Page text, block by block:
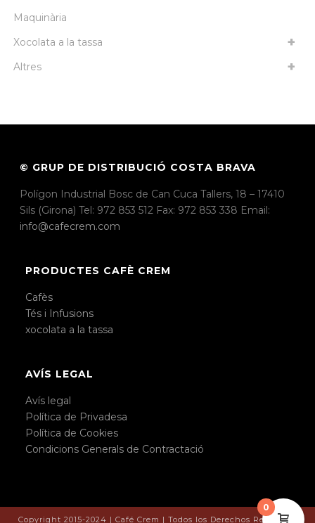
Maquinària
Xocolata a la tassa
Altres
© GRUP DE DISTRIBUCIÓ COSTA BRAVA
Polígon Industrial Bosc de Can Cuca Tallers, 18 – 17410
Sils (Girona) Tel: 972 853 512 Fax: 972 853 338 Email:
info@cafecrem.com
PRODUCTES CAFÈ CREM
Cafès
Tés i Infusions
xocolata a la tassa
AVÍS LEGAL
Avís legal
Política de Privadesa
Política de Cookies
Condicions Generals de Contractació
Copyright 2015-2024 | Café Crem | Todos los Derechos Reservado
0